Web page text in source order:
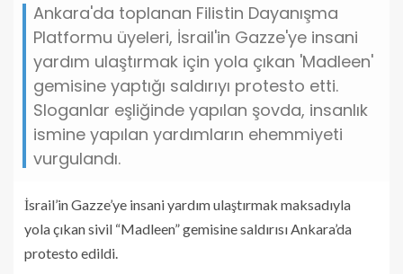
Ankara'da toplanan Filistin Dayanışma
Platformu üyeleri, İsrail'in Gazze'ye insani
yardım ulaştırmak için yola çıkan 'Madleen'
gemisine yaptığı saldırıyı protesto etti.
Sloganlar eşliğinde yapılan şovda, insanlık
ismine yapılan yardımların ehemmiyeti
vurgulandı.
İsrail’in Gazze’ye insani yardım ulaştırmak maksadıyla
yola çıkan sivil “Madleen” gemisine saldırısı Ankara’da
protesto edildi.